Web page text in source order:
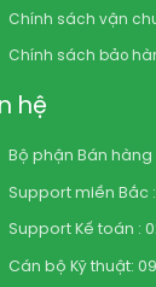
Chính sách vận
Chính sách bảo
hệ
Bộ phận Bán hàng
Support miền Bắc :
Support Kế toán :
Cán bộ Kỹ thuật: